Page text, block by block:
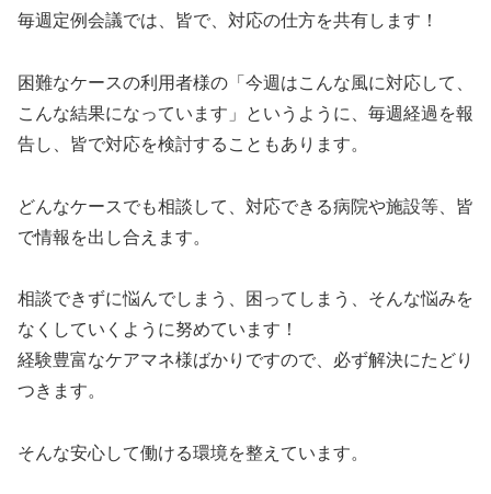
毎週定例会議では、皆で、対応の仕方を共有します！
困難なケースの利用者様の「今週はこんな風に対応して、
こんな結果になっています」というように、毎週経過を報
告し、皆で対応を検討することもあります。
どんなケースでも相談して、対応できる病院や施設等、皆
で情報を出し合えます。
相談できずに悩んでしまう、困ってしまう、そんな悩みを
なくしていくように努めています！
経験豊富なケアマネ様ばかりですので、必ず解決にたどり
つきます。
そんな安心して働ける環境を整えています。